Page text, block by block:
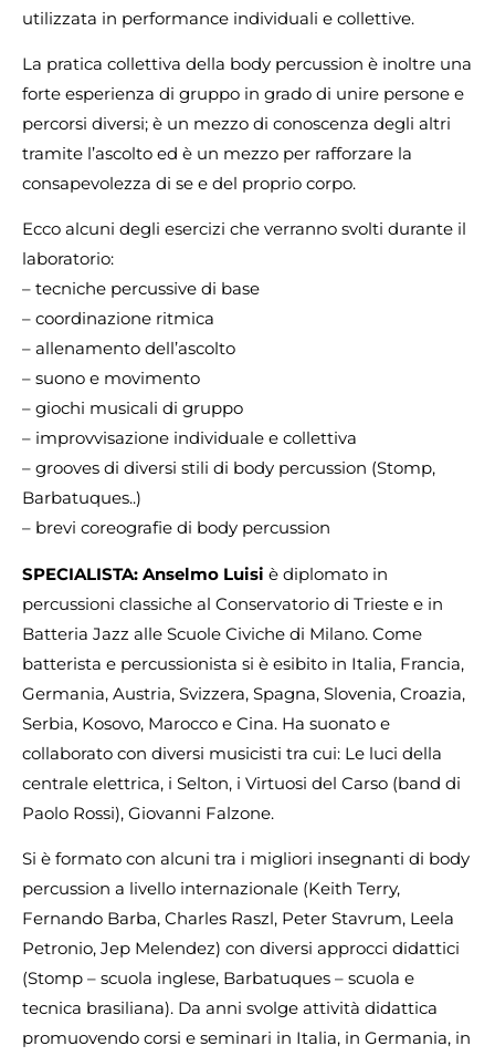
utilizzata in performance individuali e collettive.
La pratica collettiva della body percussion è inoltre una
forte esperienza di gruppo in grado di unire persone e
percorsi diversi; è un mezzo di conoscenza degli altri
tramite l’ascolto ed è un mezzo per rafforzare la
consapevolezza di se e del proprio corpo.
Ecco alcuni degli esercizi che verranno svolti durante il
laboratorio:
– tecniche percussive di base
– coordinazione ritmica
– allenamento dell’ascolto
– suono e movimento
– giochi musicali di gruppo
– improvvisazione individuale e collettiva
– grooves di diversi stili di body percussion (Stomp,
Barbatuques..)
– brevi coreografie di body percussion
SPECIALISTA: Anselmo Luisi è diplomato in
percussioni classiche al Conservatorio di Trieste e in
Batteria Jazz alle Scuole Civiche di Milano. Come
batterista e percussionista si è esibito in Italia, Francia,
Germania, Austria, Svizzera, Spagna, Slovenia, Croazia,
Serbia, Kosovo, Marocco e Cina. Ha suonato e
collaborato con diversi musicisti tra cui: Le luci della
centrale elettrica, i Selton, i Virtuosi del Carso (band di
Paolo Rossi), Giovanni Falzone.
Si è formato con alcuni tra i migliori insegnanti di body
percussion a livello internazionale (Keith Terry,
Fernando Barba, Charles Raszl, Peter Stavrum, Leela
Petronio, Jep Melendez) con diversi approcci didattici
(Stomp – scuola inglese, Barbatuques – scuola e
tecnica brasiliana). Da anni svolge attività didattica
promuovendo corsi e seminari in Italia, in Germania, in